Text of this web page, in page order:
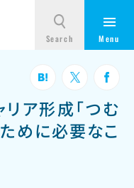
ア形成「つむ
めに必要なこ